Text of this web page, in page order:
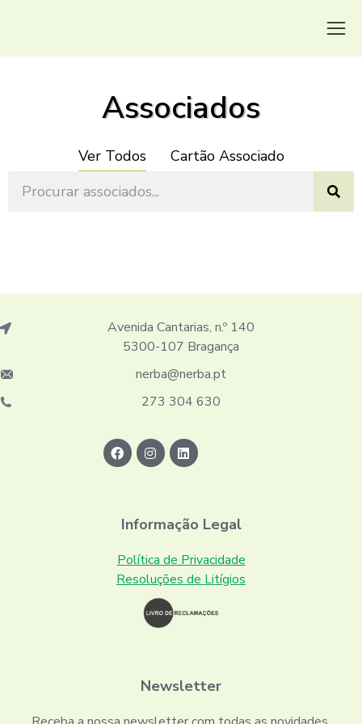
Associados
Ver Todos Cartão Associado
Avenida Cantarias, n.º 140
5300-107 Bragança
nerba@nerba.pt
273 304 630
Informação Legal
Política de Privacidade
Resoluções de Litígios
Newsletter